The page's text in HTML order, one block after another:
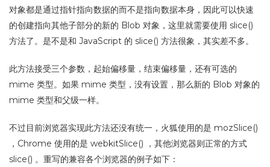
对象都是通过指针指向数据的而不是指向数据本身，因此可以快速
的创建指向其他子部分的新的 Blob 对象，这里就需要使用 slice()
方法了。是不是和 JavaScript 的 slice() 方法很象，其实差不多。
此方法接受三个参数，起始偏移量，结束偏移量，还有可选的
mime 类型。如果 mime 类型，没有设置，那么新的 Blob 对象的
mime 类型和父级一样。
不过目前浏览器实现此方法还没有统一，火狐使用的是 mozSlice()
，Chrome 使用的是 webkitSlice() ，其他浏览器则正常的方式
slice() 。重写的兼容各个浏览器的例子如下：